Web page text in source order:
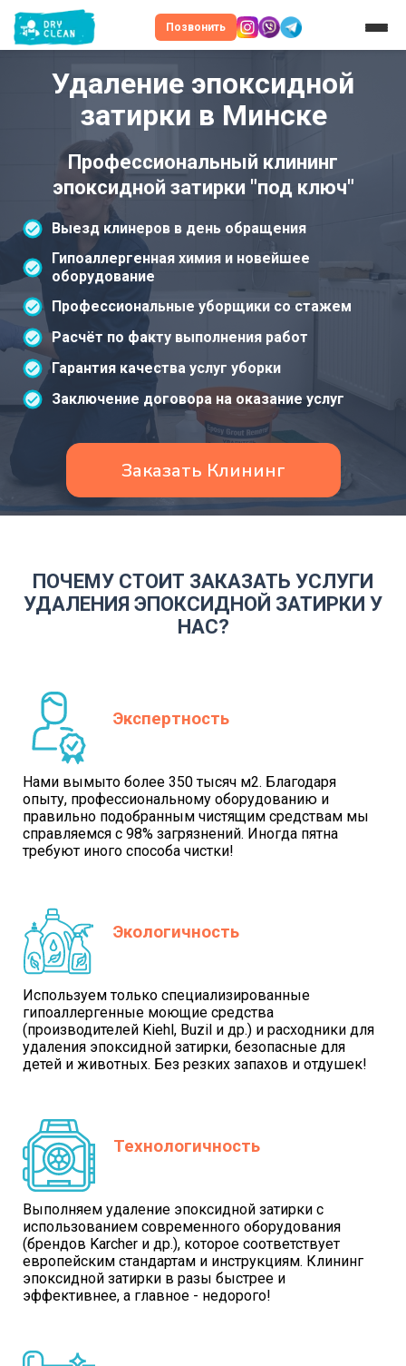
Позвонить
Удаление эпоксидной
затирки в Минске
Профессиональный клининг
эпоксидной затирки "под ключ"
Выезд клинеров в день обращения
Гипоаллергенная химия и новейшее
оборудование
Профессиональные уборщики со стажем
Расчёт по факту выполнения работ
Гарантия качества услуг уборки
Заключение договора на оказание услуг
Заказать Клининг
ПОЧЕМУ СТОИТ ЗАКАЗАТЬ УСЛУГИ
УДАЛЕНИЯ ЭПОКСИДНОЙ ЗАТИРКИ У
НАС?
Экспертность
Нами вымыто более 350 тысяч м2. Благодаря
опыту, профессиональному оборудованию и
правильно подобранным чистящим средствам мы
справляемся с 98% загрязнений. Иногда пятна
требуют иного способа чистки!
Экологичность
Используем только специализированные
гипоаллергенные моющие средства
(производителей Kiehl, Buzil и др.) и расходники для
удаления эпоксидной затирки, безопасные для
детей и животных. Без резких запахов и отдушек!
Технологичность
Выполняем удаление эпоксидной затирки с
использованием современного оборудования
(брендов Karcher и др.), которое соответствует
европейским стандартам и инструкциям. Клининг
эпоксидной затирки в разы быстрее и
эффективнее, а главное - недорого!